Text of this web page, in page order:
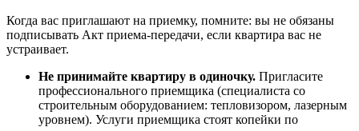
Когда вас приглашают на приемку, помните: вы не обязаны
подписывать Акт приема-передачи, если квартира вас не
устраивает.
Не принимайте квартиру в одиночку. Пригласите
профессионального приемщика (специалиста со
строительным оборудованием: тепловизором, лазерным
уровнем). Услуги приемщика стоят копейки по